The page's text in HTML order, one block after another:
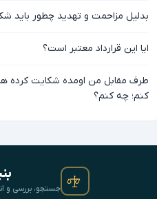
بدلیل مزاحمت و تهدید چطور باید
ایا این قرارداد معتبر است؟
طرف مقابل من اومده شکایت کرده
کنم؛ چه کنم؟
جستجو، بررسی و